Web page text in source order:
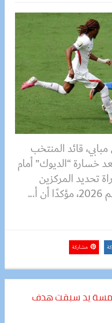
قائد المنتخب
خسارة “الديوك” أمام
6-4 في مباراة تحديد المركزين
مشاركة
يد سبقت هدف